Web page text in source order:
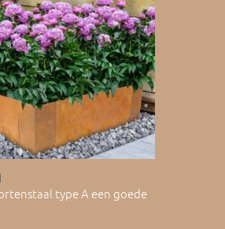
type A een goede